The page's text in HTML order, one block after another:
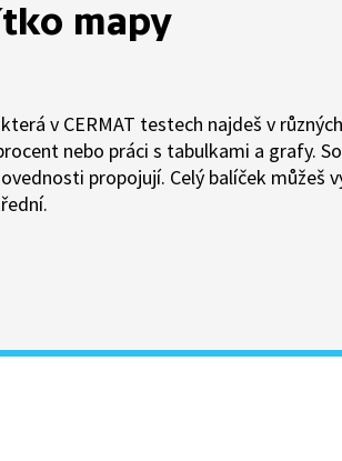
mapy
v CERMAT testech najdeš v
nebo práci s tabulkami a grafy.
propojují. Celý balíček můžeš